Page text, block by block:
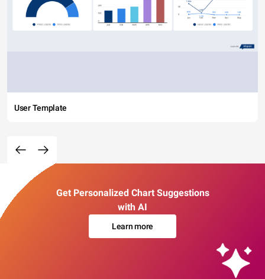
User Template
Get Personalized Chart Suggestions
with AI
Learn more